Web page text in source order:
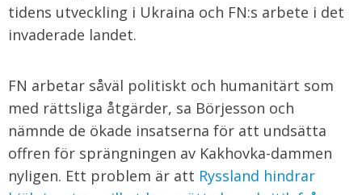
tidens utveckling i Ukraina och FN:s arbete i det
invaderade landet.
FN arbetar såväl politiskt och humanitärt som
med rättsliga åtgärder, sa Börjesson och
nämnde de ökade insatserna för att undsätta
offren för sprängningen av Kakhovka-dammen
nyligen. Ett problem är att Ryssland hindrar